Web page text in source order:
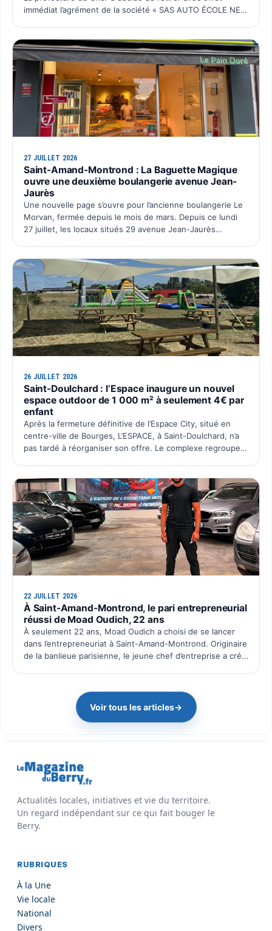
immédiat l’agrément de la société « SAS AUTO ÉCOLE NEW
27 JUILLET 2026
Saint-Amand-Montrond : La Baguette Magique
ouvre une deuxième boulangerie avenue Jean-
Jaurès
Une nouvelle page s’ouvre pour l’ancienne boulangerie Le
Morvan, fermée depuis le mois de mars. Depuis ce lundi
27 juillet, les locaux situés 29 avenue Jean-Jaurès
26 JUILLET 2026
Saint-Doulchard : l’Espace inaugure un nouvel
espace outdoor de 1 000 m² à seulement 4€ par
enfant
Après la fermeture définitive de l’Espace City, situé en
centre-ville de Bourges, L’ESPACE, à Saint-Doulchard, n’a
pas tardé à réorganiser son offre. Le complexe regroupe
22 JUILLET 2026
À Saint-Amand-Montrond, le pari entrepreneurial
réussi de Moad Oudich, 22 ans
À seulement 22 ans, Moad Oudich a choisi de se lancer
dans l’entrepreneuriat à Saint-Amand-Montrond. Originaire
de la banlieue parisienne, le jeune chef d’entreprise a créé
Voir tous les articles→
Actualités locales, initiatives et vie du territoire.
Un regard indépendant sur ce qui fait bouger le
Berry.
RUBRIQUES
À la Une
Vie locale
National
Divers